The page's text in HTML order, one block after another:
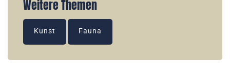
Weitere Themen
Kunst Fauna